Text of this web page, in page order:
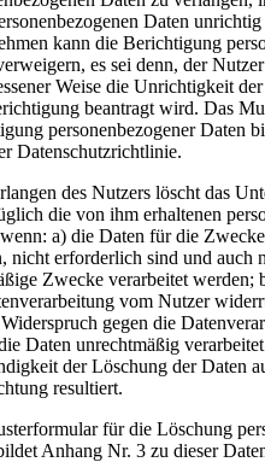
Daten
kann die Berichtigung
es sei denn, der
Weise die Unrichtigkeit
beantragt wird. Das
personenbezogener Daten
Datenschutzrichtlinie.
des Nutzers löscht das
die von ihm erhaltenen
a) die Daten für die
nicht erforderlich sind und auch
Zwecke verarbeitet
vom Nutzer
gegen die
Daten unrechtmäßig
der Löschung der Daten
resultiert.
für die Löschung
Anhang Nr. 3 zu dieser